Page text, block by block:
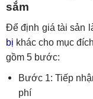
sắm
Để định giá tài sản
bị khác cho mục
gồm 5 bước:
Bước 1: Tiếp
phí